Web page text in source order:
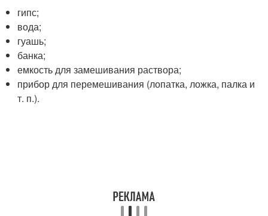
гипс;
вода;
гуашь;
банка;
емкость для замешивания раствора;
прибор для перемешивания (лопатка, ложка, палка и
т. п.).